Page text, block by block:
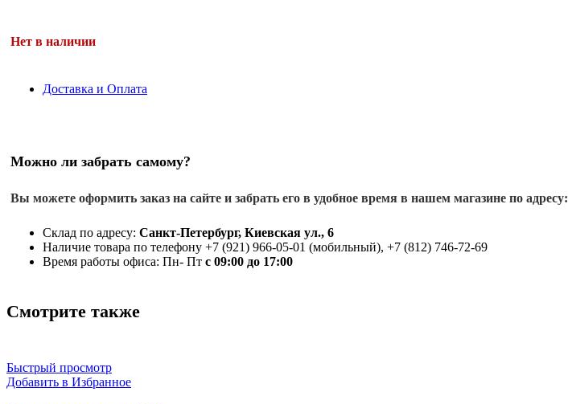
Нет в наличии
Доставка и Оплата
Можно ли забрать самому?
Вы можете оформить заказ на сайте и забрать его в удобное время в нашем магазине по адресу:
Склад по адресу: Санкт-Петербург, Киевская ул., 6
Наличие товара по телефону +7 (921) 966-05-01 (мобильный), +7 (812) 746-72-69
Время работы офиса: Пн- Пт с 09:00 до 17:00
Смотрите также
Быстрый просмотр
Добавить в Избранное